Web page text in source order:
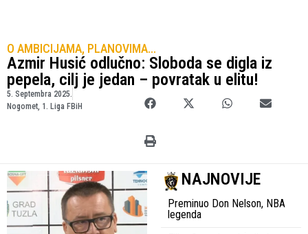
O AMBICIJAMA, PLANOVIMA...
Azmir Husić odlučno: Sloboda se digla iz
pepela, cilj je jedan – povratak u elitu!
5. Septembra 2025.
Nogomet, 1. Liga FBiH
NAJNOVIJE
Preminuo Don Nelson, NBA
legenda